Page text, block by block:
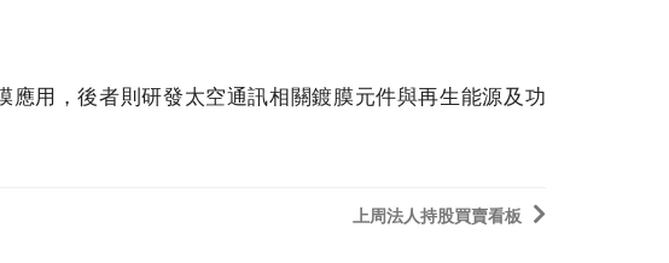
用，後者則研發太空通訊相關鍍膜元件與再生能源及功
上周法人持股買賣看板